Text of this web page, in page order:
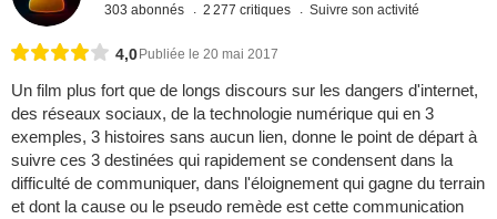
303 abonnés 2 277 critiques Suivre son activité
4,0 Publiée le 20 mai 2017
Un film plus fort que de longs discours sur les dangers d'internet,
des réseaux sociaux, de la technologie numérique qui en 3
exemples, 3 histoires sans aucun lien, donne le point de départ à
suivre ces 3 destinées qui rapidement se condensent dans la
difficulté de communiquer, dans l'éloignement qui gagne du terrain
et dont la cause ou le pseudo remède est cette communication